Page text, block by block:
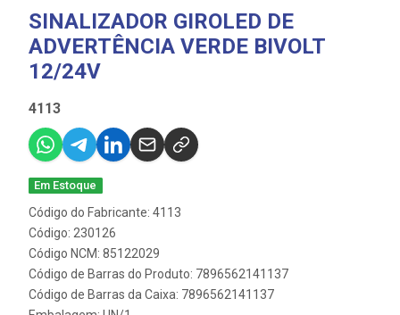
SINALIZADOR GIROLED DE
ADVERTÊNCIA VERDE BIVOLT
12/24V
4113
Em Estoque
Código do Fabricante: 4113
Código: 230126
Código NCM: 85122029
Código de Barras do Produto: 7896562141137
Código de Barras da Caixa: 7896562141137